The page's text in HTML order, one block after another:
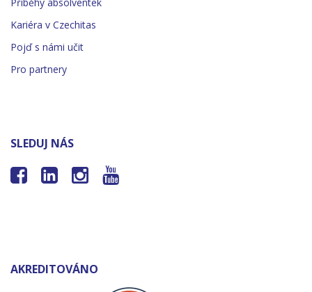
Kariéra v Czechitas
Pojď s námi učit
Pro partnery
SLEDUJ NÁS
   
AKREDITOVÁNO